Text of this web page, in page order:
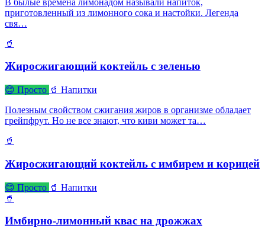
приготовленный из лимонного сока и настойки. Легенда
свя…
🥤
Жиросжигающий коктейль с зеленью
😊 Просто 🥤 Напитки
Полезным свойством сжигания жиров в организме обладает
грейпфрут. Но не все знают, что киви может та…
🥤
Жиросжигающий коктейль с имбирем и корицей
😊 Просто 🥤 Напитки
🥤
Имбирно-лимонный квас на дрожжах